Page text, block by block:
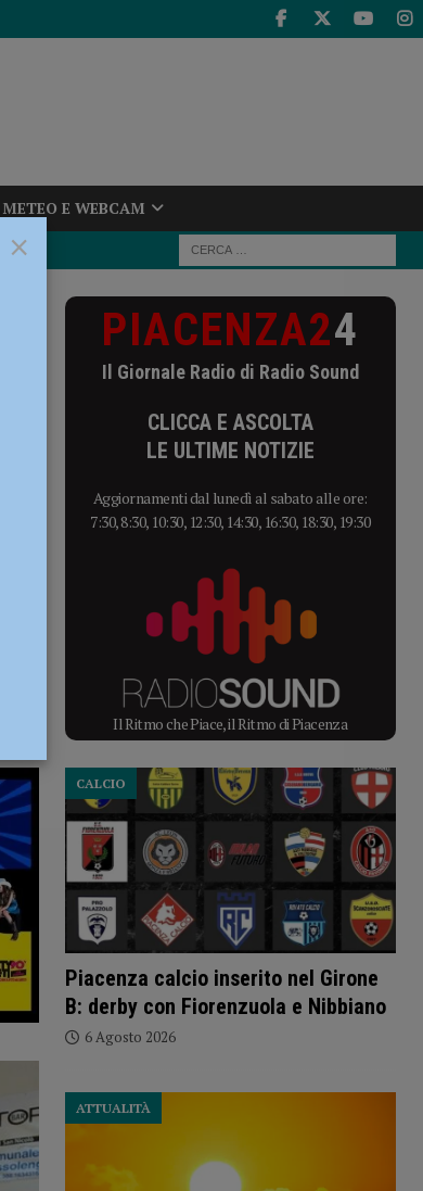
METEO E WEBCAM
0 PIACENZA24
Il Giornale Radio di Radio Sound
CLICCA E ASCOLTA
LE ULTIME NOTIZIE
Aggiornamenti dal lunedì al sabato alle ore:
7:30, 8:30, 10:30, 12:30, 14:30, 16:30, 18:30, 19:30
Il Ritmo che Piace, il Ritmo di Piacenza
Piacenza calcio inserito nel Girone
B: derby con Fiorenzuola e Nibbiano
CALCIO
6 Agosto 2026
ATTUALITÀ
×